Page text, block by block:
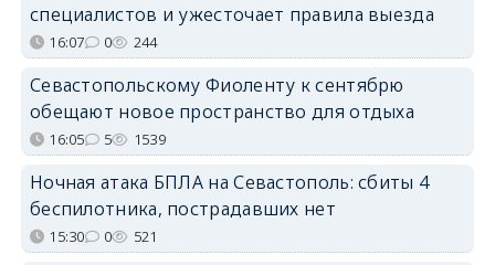
специалистов и ужесточает правила выезда
16:07 0 244
Севастопольскому Фиоленту к сентябрю
обещают новое пространство для отдыха
16:05 5 1539
Ночная атака БПЛА на Севастополь: сбиты 4
беспилотника, пострадавших нет
15:30 0 521